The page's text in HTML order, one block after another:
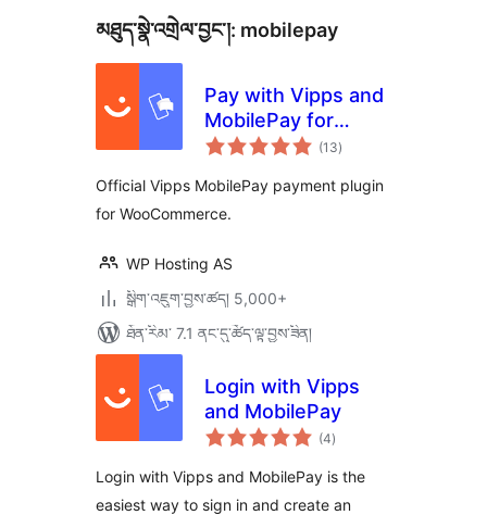
མཐུད་སྣེ་འགྲེལ་བྱང་།: mobilepay
Pay with Vipps and
MobilePay for
WooCommerce
(13གདེང་
འཇོག་
ཚང་།
)
Official Vipps MobilePay payment plugin
for WooCommerce.
WP Hosting AS
སྒྲིག་འཇུག་བྱས་ཚད། 5,000+
ཐོན་རིམ་ 7.1 ནང་དུ་ཚོད་ལྟ་བྱས་ཟིན།
Login with Vipps
and MobilePay
(4གདེང་
འཇོག་
ཚང་།
)
Login with Vipps and MobilePay is the
easiest way to sign in and create an